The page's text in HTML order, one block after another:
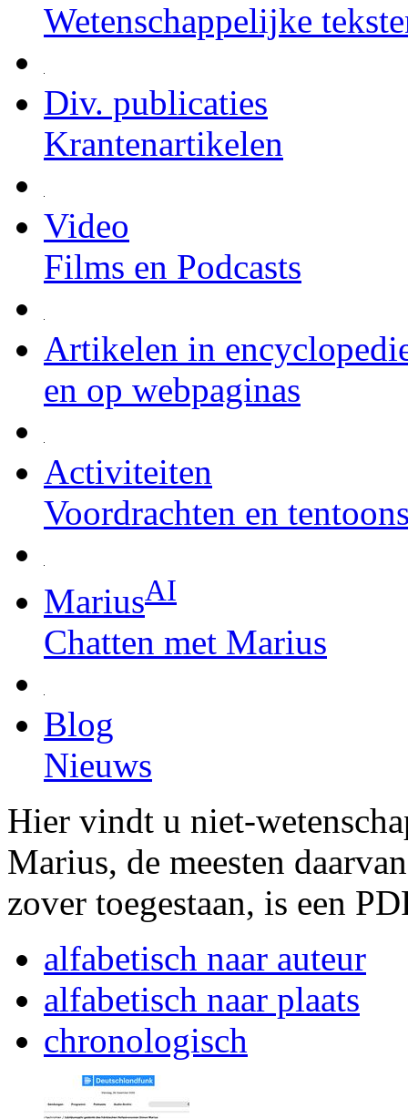
Wetenschappelijke
Div. publicaties
Krantenartikelen
Video
Films en Podcasts
Artikelen in
en op webpaginas
Activiteiten
Voordrachten en
MariusAI
Chatten met Marius
Blog
Nieuws
Hier vindt u niet-
Marius, de meesten
zover toegestaan, is een
alfabetisch naar auteur
alfabetisch naar plaats
chronologisch